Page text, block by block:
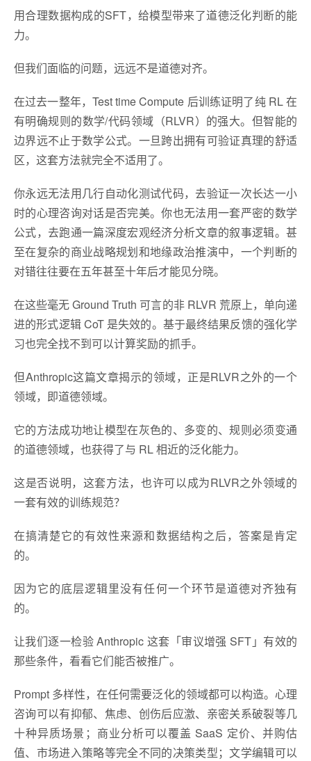
用合理数据构成的SFT，给模型带来了道德泛化判断的能
力。
但我们面临的问题，远远不是道德对齐。
在过去一整年，Test time Compute 后训练证明了纯 RL 在
有明确规则的数学/代码领域（RLVR）的强大。但智能的
边界远不止于数学公式。一旦跨出拥有可验证真理的舒适
区，这套方法就完全不适用了。
你永远无法用几行自动化测试代码，去验证一次长达一小
时的心理咨询对话是否完美。你也无法用一套严密的数学
公式，去跑通一篇深度宏观经济分析文章的叙事逻辑。甚
至在复杂的商业战略规划和地缘政治推演中，一个判断的
对错往往要在五年甚至十年后才能见分晓。
在这些毫无 Ground Truth 可言的非 RLVR 荒原上，单向递
进的形式逻辑 CoT 是失效的。基于最终结果反馈的强化学
习也完全找不到可以计算奖励的抓手。
但Anthropic这篇文章揭示的领域，正是RLVR之外的一个
领域，即道德领域。
它的方法成功地让模型在灰色的、多变的、规则必须变通
的道德领域，也获得了与 RL 相近的泛化能力。
这是否说明，这套方法，也许可以成为RLVR之外领域的
一套有效的训练规范？
在搞清楚它的有效性来源和数据结构之后，答案是肯定
的。
因为它的底层逻辑里没有任何一个环节是道德对齐独有
的。
让我们逐一检验 Anthropic 这套「审议增强 SFT」有效的
那些条件，看看它们能否被推广。
Prompt 多样性，在任何需要泛化的领域都可以构造。心理
咨询可以有抑郁、焦虑、创伤后应激、亲密关系破裂等几
十种异质场景；商业分析可以覆盖 SaaS 定价、并购估
值、市场进入策略等完全不同的决策类型；文学编辑可以